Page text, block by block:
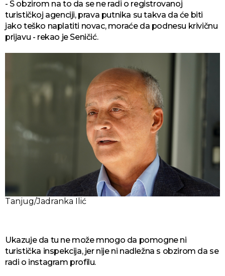
- S obzirom na to da se ne radi o registrovanoj
turističkoj agenciji, prava putnika su takva da će biti
jako teško naplatiti novac, moraće da podnesu krivičnu
prijavu - rekao je Seničić.
Tanjug/Jadranka Ilić
Ukazuje da tu ne može mnogo da pomogne ni
turistička inspekcija, jer nije ni nadležna s obzirom da se
radi o instagram profilu.